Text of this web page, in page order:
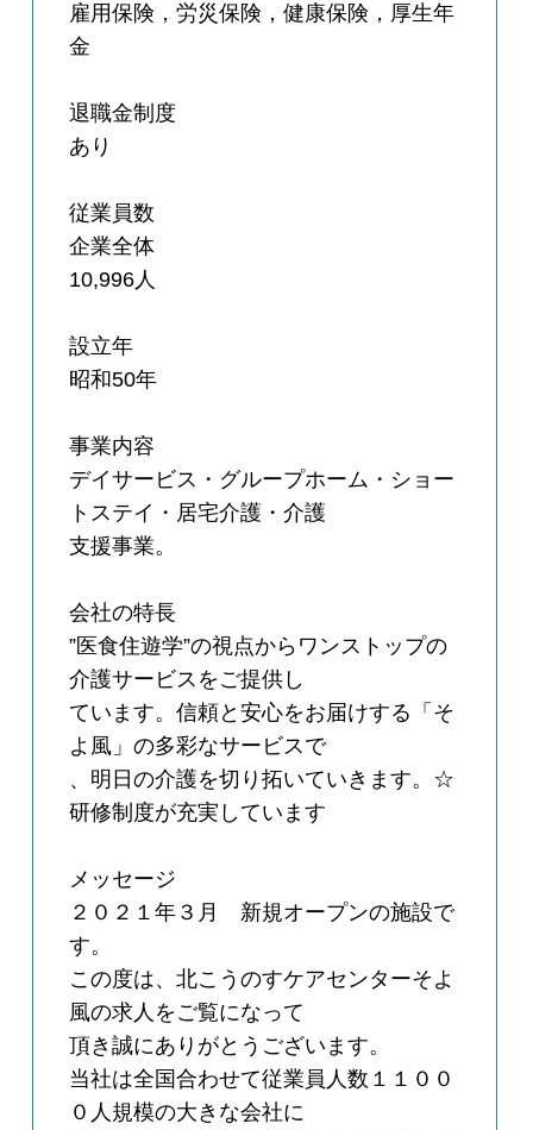
雇用保険，労災保険，健康保険，厚生年
金
退職金制度
あり
従業員数
企業全体
10,996人
設立年
昭和50年
事業内容
デイサービス・グループホーム・ショー
トステイ・居宅介護・介護
支援事業。
会社の特長
”医食住遊学”の視点からワンストップの
介護サービスをご提供し
ています。信頼と安心をお届けする「そ
よ風」の多彩なサービスで
、明日の介護を切り拓いていきます。☆
研修制度が充実しています
メッセージ
２０２１年３月 新規オープンの施設で
す。
この度は、北こうのすケアセンターそよ
風の求人をご覧になって
頂き誠にありがとうございます。
当社は全国合わせて従業員人数１１００
０人規模の大きな会社に